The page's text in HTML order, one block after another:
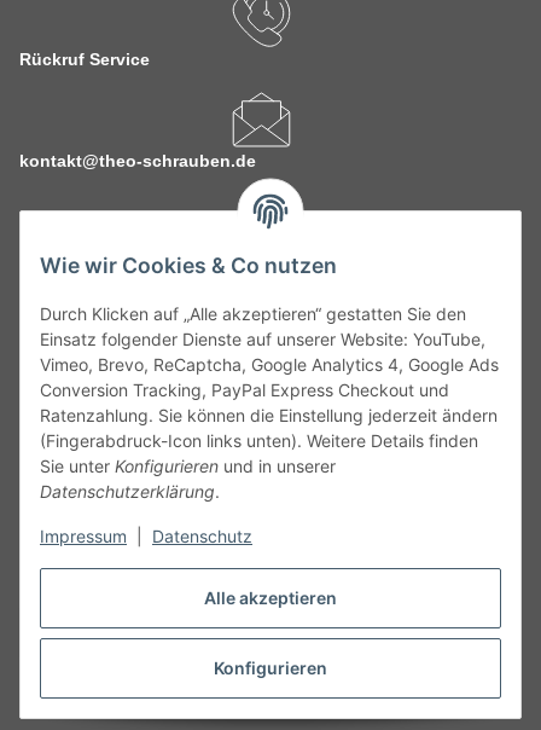
Alle akzeptieren
Konfigurieren
Wie wir Cookies & Co nutzen
Durch Klicken auf „Alle akzeptieren“ gestatten Sie den
Einsatz folgender Dienste auf unserer Website: YouTube,
Vimeo, Brevo, ReCaptcha, Google Analytics 4, Google Ads
Conversion Tracking, PayPal Express Checkout und
Ratenzahlung. Sie können die Einstellung jederzeit ändern
(Fingerabdruck-Icon links unten). Weitere Details finden
Sie unter Konfigurieren und in unserer
Datenschutzerklärung.
Impressum Datenschutz
Rückruf Service
kontakt@theo-schrauben.de
Service
Gesetzliche Informationen
Alle technischen Angaben ohne Gewähr. Irrtümer und fehlerhafte
Angaben vorbehalten. Wenn Sie Datenblätter oder spezielle
unseren Kundenservice. Abbildungen der Artikel können
Vertrag widerrufen